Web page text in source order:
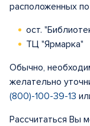
расположенных
ост.
ТЦ "Ярмарка"
Обычно,
желательно
(800)-100-39-13
Рассчитаться Вы